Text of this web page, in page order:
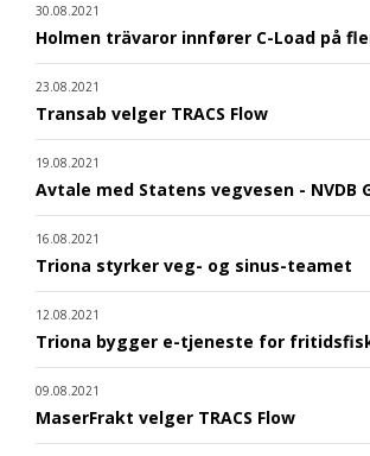
30.08.2021
Holmen trävaror innfører C-Load på
23.08.2021
Transab velger TRACS Flow
19.08.2021
Avtale med Statens vegvesen - NVDB
16.08.2021
Triona styrker veg- og sinus-teamet
12.08.2021
Triona bygger e-tjeneste for
09.08.2021
MaserFrakt velger TRACS Flow